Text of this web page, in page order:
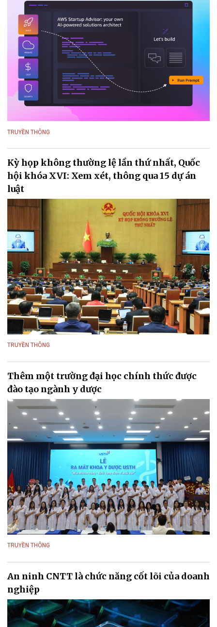
TRUYỀN THÔNG
Kỳ họp không thường lệ lần thứ nhất, Quốc
hội khóa XVI: Xem xét, thông qua 15 dự án
luật
TRUYỀN THÔNG
Thêm một trường đại học chính thức được
đào tạo ngành y dược
TRUYỀN THÔNG
An ninh CNTT là chức năng cốt lõi của doanh
nghiệp